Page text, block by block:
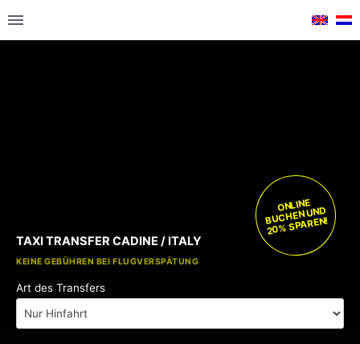
KOSTENLOSE KINDERSITZE
KEINE GEBÜHREN BEI FLUGVERSPÄTUNG
TAXI TRANSFER CADINE / ITALY
ONLINE
BUCHEN UND
20% SPAREN!
Art des Transfers